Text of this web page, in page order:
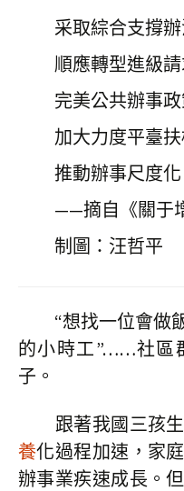
采取綜合支撐辦
順應轉型進級請
完美公共辦事政
加大力度平臺扶
推動辦事尺度化
——摘自《關于增
制圖：汪哲平
“想找一位會做飯
的小時工”……社區
子。
跟著我國三孩生
養化過程加速，家
辦事業疾速成長。但